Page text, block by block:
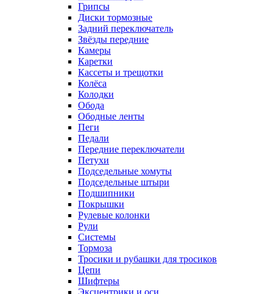
Грипсы
Диски тормозные
Задний переключатель
Звёзды передние
Камеры
Каретки
Кассеты и трещотки
Колёса
Колодки
Обода
Ободные ленты
Пеги
Педали
Передние переключатели
Петухи
Подседельные хомуты
Подседельные штыри
Подшипники
Покрышки
Рулевые колонки
Рули
Системы
Тормоза
Тросики и рубашки для тросиков
Цепи
Шифтеры
Эксцентрики и оси